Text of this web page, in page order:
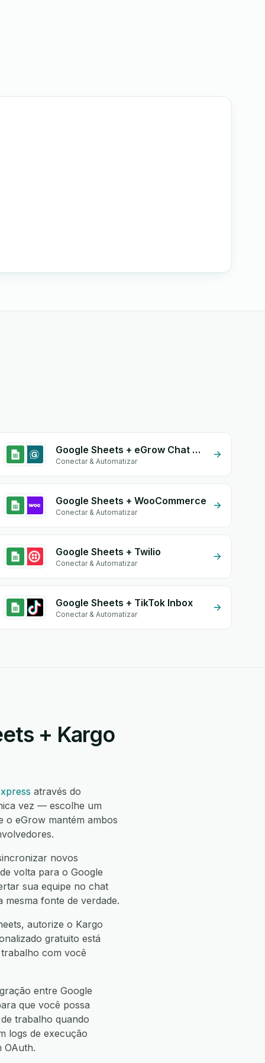
Google Sheets + eGrow Chat Widget
Conectar & Automatizar
Google Sheets + WooCommerce
Conectar & Automatizar
Google Sheets + Twilio
Conectar & Automatizar
Google Sheets + TikTok Inbox
Conectar & Automatizar
+ Kargo
através do
vez — escolhe um
o eGrow mantém ambos
novos
volta para o Google
sua equipe no chat
mesma fonte de verdade.
autorize o Kargo
gratuito está
com você
entre Google
que você possa
trabalho quando
logs de execução
OAuth.